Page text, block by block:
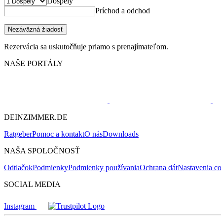
Príchod a odchod
Nezáväzná žiadosť
Rezervácia sa uskutočňuje priamo s prenajímateľom.
NAŠE PORTÁLY
DEINZIMMER.DE
RatgeberPomoc a kontaktO násDownloads
NAŠA SPOLOČNOSŤ
OdtlačokPodmienkyPodmienky používaniaOchrana dátNastavenia
SOCIAL MEDIA
Instagram